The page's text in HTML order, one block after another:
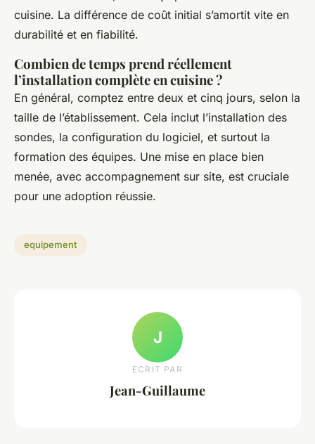
cuisine. La différence de coût initial s’amortit vite en
durabilité et en fiabilité.
Combien de temps prend réellement
l’installation complète en cuisine ?
En général, comptez entre deux et cinq jours, selon la
taille de l’établissement. Cela inclut l’installation des
sondes, la configuration du logiciel, et surtout la
formation des équipes. Une mise en place bien
menée, avec accompagnement sur site, est cruciale
pour une adoption réussie.
equipement
J
ECRIT PAR
Jean-Guillaume